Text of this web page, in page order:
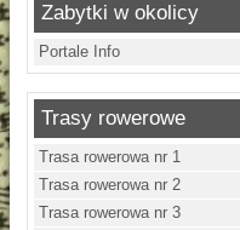
Zabytki w okolicy
Portale Info
Trasy rowerowe
Trasa rowerowa nr 1
Trasa rowerowa nr 2
Trasa rowerowa nr 3